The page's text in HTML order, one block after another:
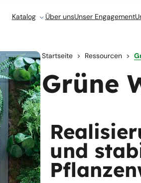
Katalog Über unsUnser Engagement
Startseite Ressourcen
Grüne
und